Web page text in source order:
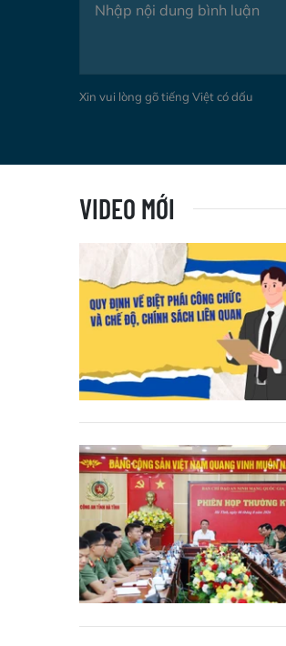
Xin vui lòng gõ tiếng Việt có dấu
VIDEO MỚI